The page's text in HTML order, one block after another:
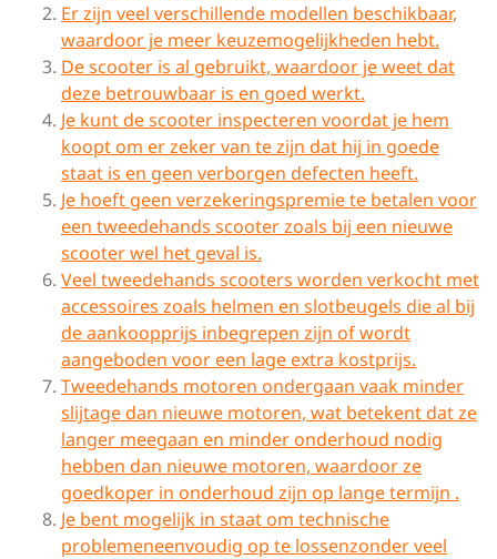
Er zijn veel verschillende modellen beschikbaar,
waardoor je meer keuzemogelijkheden hebt.
De scooter is al gebruikt, waardoor je weet dat
deze betrouwbaar is en goed werkt.
Je kunt de scooter inspecteren voordat je hem
koopt om er zeker van te zijn dat hij in goede
staat is en geen verborgen defecten heeft.
Je hoeft geen verzekeringspremie te betalen voor
een tweedehands scooter zoals bij een nieuwe
scooter wel het geval is.
Veel tweedehands scooters worden verkocht met
accessoires zoals helmen en slotbeugels die al bij
de aankoopprijs inbegrepen zijn of wordt
aangeboden voor een lage extra kostprijs.
Tweedehands motoren ondergaan vaak minder
slijtage dan nieuwe motoren, wat betekent dat ze
langer meegaan en minder onderhoud nodig
hebben dan nieuwe motoren, waardoor ze
goedkoper in onderhoud zijn op lange termijn .
Je bent mogelijk in staat om technische
problemeneenvoudig op te lossenzonder veel